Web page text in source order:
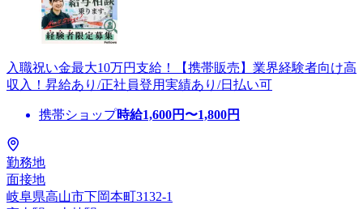
入職祝い金最大10万円支給！【携帯販売】業界経験者向け高
収入！昇給あり/正社員登用実績あり/日払い可
携帯ショップ時給1,600円〜1,800円
勤務地
面接地
岐阜県高山市下岡本町3132-1